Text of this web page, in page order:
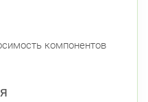
компонентов